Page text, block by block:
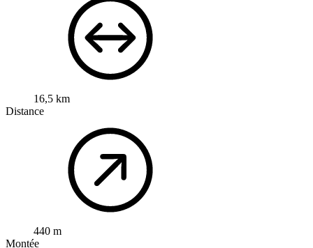
16,5 km
Distance
440 m
Montée